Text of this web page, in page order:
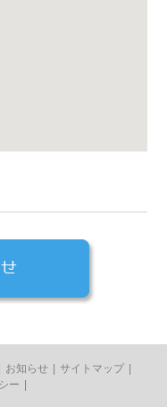
お知らせ サイトマップ
ー